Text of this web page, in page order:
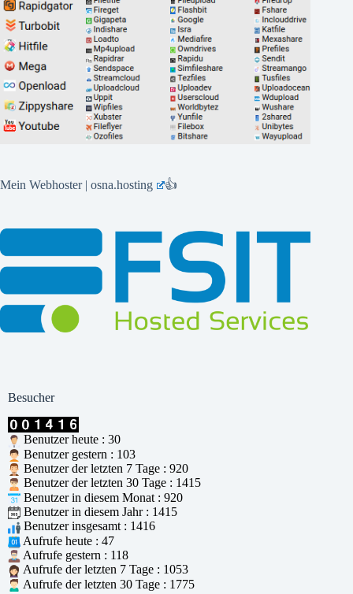
Mein Webhoster | osna.hosting 👍
Besucher
Benutzer heute : 30
Benutzer gestern : 103
Benutzer der letzten 7 Tage : 920
Benutzer der letzten 30 Tage : 1415
Benutzer in diesem Monat : 920
Benutzer in diesem Jahr : 1415
Benutzer insgesamt : 1416
Aufrufe heute : 47
Aufrufe gestern : 118
Aufrufe der letzten 7 Tage : 1053
Aufrufe der letzten 30 Tage : 1775